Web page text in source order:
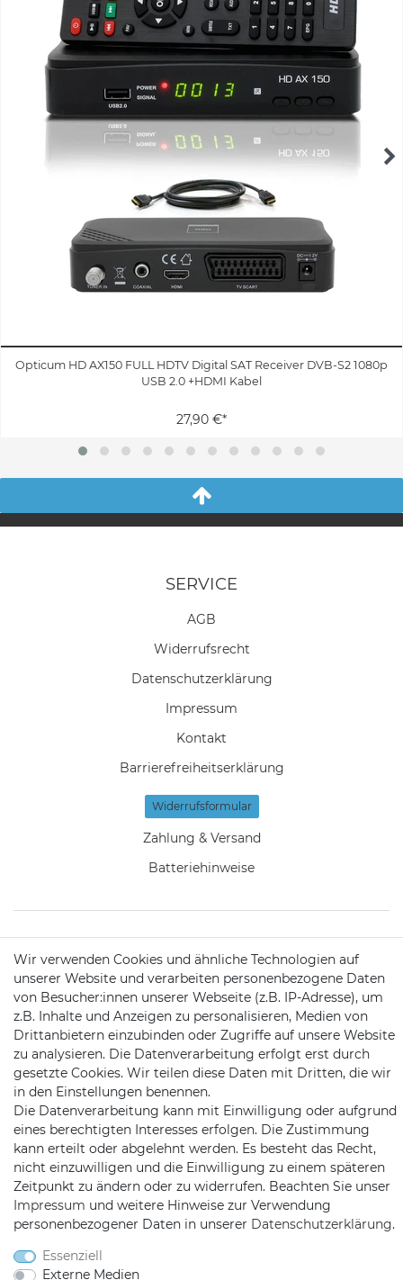
Opticum HD AX150 FULL HDTV Digital SAT Receiver DVB-S2 1080p
USB 2.0 +HDMI Kabel
27,90 €*
SERVICE
AGB
Widerrufs­recht
Daten­schutz­erklärung
Impressum
Kontakt
Barrierefreiheitserklärung
Widerrufs­formular
Zahlung & Versand
Batteriehinweise
KONTAKT
Telefon:09721 / 9453362
Mail:info@satshopping.de
Kopenhagenstr. 4
97424 Schweinfurt
Wir verwenden Cookies und ähnliche Technologien auf
unserer Website und verarbeiten personenbezogene Daten
von Besucher:innen unserer Webseite (z.B. IP-Adresse), um
z.B. Inhalte und Anzeigen zu personalisieren, Medien von
Drittanbietern einzubinden oder Zugriffe auf unsere Website
zu analysieren. Die Datenverarbeitung erfolgt erst durch
gesetzte Cookies. Wir teilen diese Daten mit Dritten, die wir
in den Einstellungen benennen.
Die Datenverarbeitung kann mit Einwilligung oder aufgrund
eines berechtigten Interesses erfolgen. Die Zustimmung
kann erteilt oder abgelehnt werden. Es besteht das Recht,
nicht einzuwilligen und die Einwilligung zu einem späteren
Zeitpunkt zu ändern oder zu widerrufen. Beachten Sie unser
Impressum und weitere Hinweise zur Verwendung
personenbezogener Daten in unserer Daten­schutz­erklärung.
Essenziell
Externe Medien